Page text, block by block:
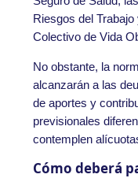
Riesgos del
Colectivo de Vida
No obstante, la
alcanzarán a las
de aportes y
previsionales
contemplen
Cómo deberá